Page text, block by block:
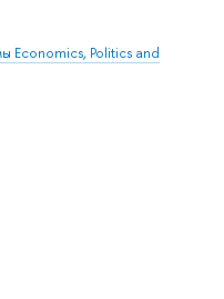
Economics, Politics and